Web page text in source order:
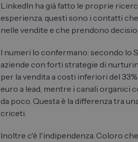
LinkedIn ha già fatto le proprie
esperienza, questi sono i contatti
nelle vendite e che prendono
I numeri lo confermano: secondo lo
aziende con forti strategie di
per la vendita a costi inferiori del
euro a lead, mentre i canali organici
da poco. Questa è la differenza tra
criceti.
Inoltre c'è l'indipendenza. Coloro